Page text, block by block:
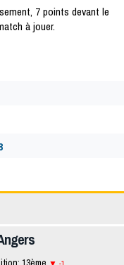
7 points devant le
à jouer.